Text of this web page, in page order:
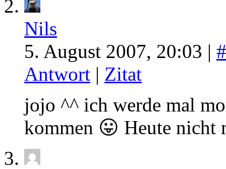
Nils
5. August 2007, 20:03 |
Antwort | Zitat
jojo ^^ ich werde mal
kommen 😛 Heute nicht